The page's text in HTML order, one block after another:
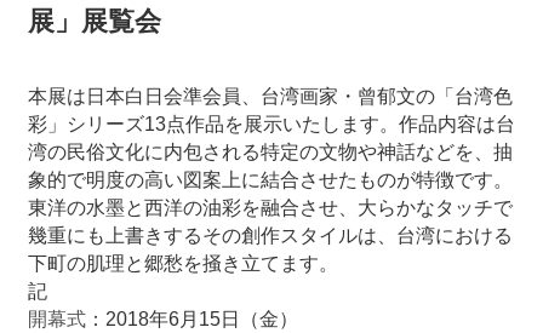
セ
ー
に
つ
い
て
最
新
情
展」展覧会
本展は日本白日会準会員、台湾画家・曾郁文の「台湾色
彩」シリーズ13点作品を展示いたします。作品内容は台
湾の民俗文化に内包される特定の文物や神話などを、抽
象的で明度の高い図案上に結合させたものが特徴です。
東洋の水墨と西洋の油彩を融合させ、大らかなタッチで
幾重にも上書きするその創作スタイルは、台湾における
下町の肌理と郷愁を掻き立てます。
記
開幕式 ： 2018年6月 15日（金）